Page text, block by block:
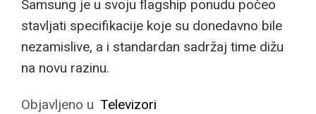
Samsung je u svoju flagship ponudu počeo
stavljati specifikacije koje su donedavno bile
nezamislive, a i standardan sadržaj time dižu
na novu razinu.
Objavljeno u Televizori